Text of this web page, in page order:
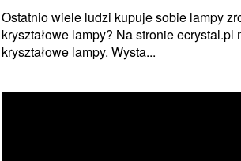
Ostatnio wiele ludzi kupuje sobie lampy
kryształowe lampy? Na stronie
kryształowe lampy. Wysta...